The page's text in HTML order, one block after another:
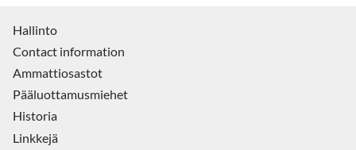
Hallinto
Contact information
Ammattiosastot
Pääluottamusmiehet
Historia
Linkkejä